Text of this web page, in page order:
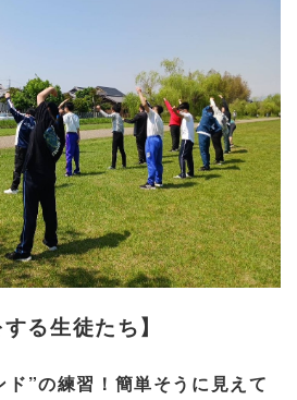
る生徒たち】
ド”の練習！簡単そうに見えて